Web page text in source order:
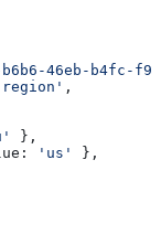
46eb-b4fc-
,
},
'us'
},